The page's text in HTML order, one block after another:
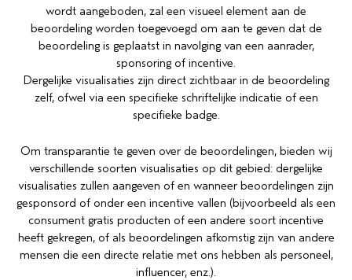
wordt aangeboden, zal een visueel element aan de
beoordeling worden toegevoegd om aan te geven dat de
beoordeling is geplaatst in navolging van een aanrader,
sponsoring of incentive.
Dergelijke visualisaties zijn direct zichtbaar in de beoordeling
zelf, ofwel via een specifieke schriftelijke indicatie of een
specifieke badge.
Om transparantie te geven over de beoordelingen, bieden wij
verschillende soorten visualisaties op dit gebied: dergelijke
visualisaties zullen aangeven of en wanneer beoordelingen zijn
gesponsord of onder een incentive vallen (bijvoorbeeld als een
consument gratis producten of een andere soort incentive
heeft gekregen, of als beoordelingen afkomstig zijn van andere
mensen die een directe relatie met ons hebben als personeel,
influencer, enz.).